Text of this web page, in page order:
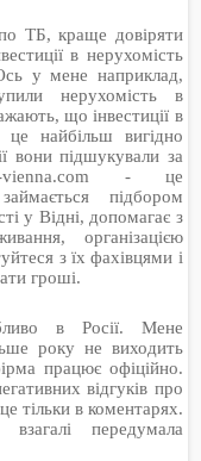
ТБ, краще довіряти
в нерухомість
у мене наприклад,
нерухомість в
що інвестиції в
це найбільш вигідно
вони підшукували за
vienna.com - це
підбором
у Відні, допомагає з
організацією
з їх фахівцями і
гроші.
в Росії. Мене
року не виходить
працює офіційно.
відгуків про
тільки в коментарях.
передумала